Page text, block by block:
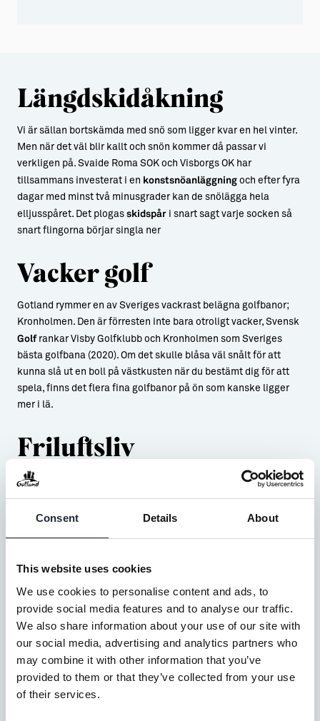
Consent Details About
This website uses cookies
We use cookies to personalise content and ads, to
provide social media features and to analyse our traffic.
We also share information about your use of our site with
our social media, advertising and analytics partners who
may combine it with other information that you’ve
provided to them or that they’ve collected from your use
of their services.
Längdskidåkning
Vi är sällan bortskämda med snö som ligger kvar en hel vinter.
Men när det väl blir kallt och snön kommer då passar vi
verkligen på. Svaide Roma SOK och Visborgs OK har
tillsammans investerat i en konstsnöanläggning och efter fyra
dagar med minst två minusgrader kan de snölägga hela
elljusspåret. Det plogas skidspår i snart sagt varje socken så
snart flingorna börjar singla ner
Vacker golf
Gotland rymmer en av Sveriges vackrast belägna golfbanor;
Kronholmen. Den är förresten inte bara otroligt vacker, Svensk
Golfrankar Visby Golfklubb och Kronholmen som Sveriges
bästa golfbana (2020). Om det skulle blåsa väl snålt för att
kunna slå ut en boll på västkusten när du bestämt dig för att
spela, finns det flera fina golfbanor på ön som kanske ligger
mer i lä.
Friluftsliv
Friluftslivet
har fått ett rejält uppsving under pandemin och
våra fyra längre vandringsleder Klintkustleden, Pilgrimsleden
S:t Olavsleden och Östkustleden har fått hälsa många nya
Både fisketoch fågelskådningen
har ca 150 naturreservat att besöka med en bred variation i
flora och fauna. Arter och platser som är unika för ön och väl
värda både besök och beundran.
Kultur och skapande